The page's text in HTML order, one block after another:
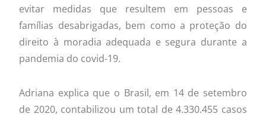
evitar medidas que resultem em pessoas e
famílias desabrigadas, bem como a proteção do
direito à moradia adequada e segura durante a
pandemia do covid-19.
Adriana explica que o Brasil, em 14 de setembro
de 2020, contabilizou um total de 4.330.455 casos